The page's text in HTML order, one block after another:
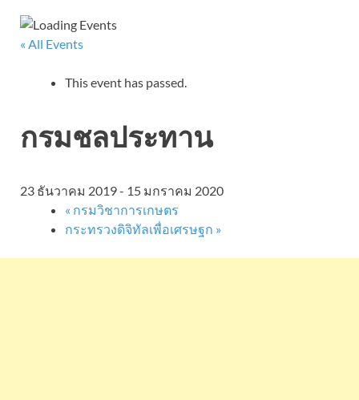
« All Events
This event has passed.
กรมชลประทาน
23 ธันวาคม 2019- 15 มกราคม 2020
« กรมวิชาการเกษตร
กระทรวงดิจิทัลเพื่อเศรษฐก »